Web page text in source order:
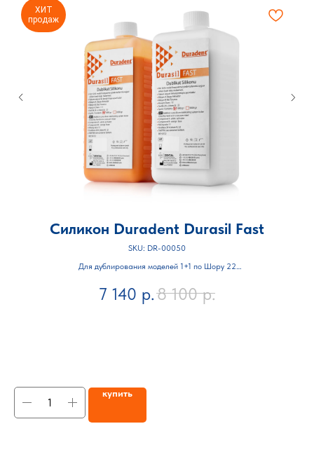
ХИТ
продаж
Силикон Duradent Durasil Fast
SKU: DR-00050
Для дублирования моделей 1+1 по Шору 22
Объём 1 кг + 1 кг
7 140 р.8 100 р.
купить